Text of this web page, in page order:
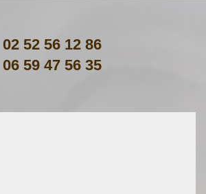
02 52 56 12 86
06 59 47 56 35